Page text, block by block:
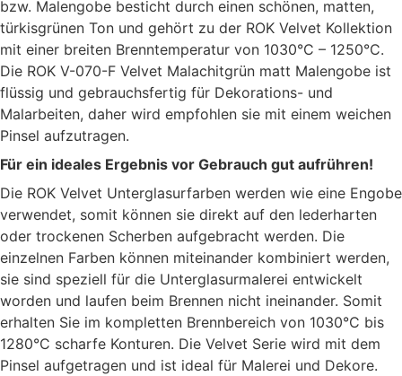
bzw. Malengobe besticht durch einen schönen, matten,
türkisgrünen Ton und gehört zu der ROK Velvet Kollektion
mit einer breiten Brenntemperatur von 1030°C – 1250°C.
Die ROK V-070-F Velvet Malachitgrün matt Malengobe ist
flüssig und gebrauchsfertig für Dekorations- und
Malarbeiten, daher wird empfohlen sie mit einem weichen
Pinsel aufzutragen.
Für ein ideales Ergebnis vor Gebrauch gut aufrühren!
Die ROK Velvet Unterglasurfarben werden wie eine Engobe
verwendet, somit können sie direkt auf den lederharten
oder trockenen Scherben aufgebracht werden. Die
einzelnen Farben können miteinander kombiniert werden,
sie sind speziell für die Unterglasurmalerei entwickelt
worden und laufen beim Brennen nicht ineinander. Somit
erhalten Sie im kompletten Brennbereich von 1030°C bis
1280°C scharfe Konturen. Die Velvet Serie wird mit dem
Pinsel aufgetragen und ist ideal für Malerei und Dekore.